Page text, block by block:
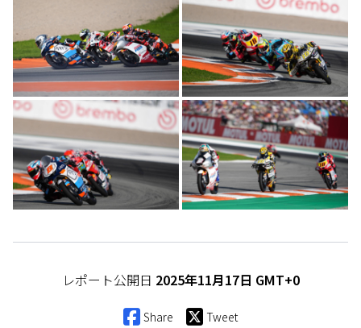
レポート公開日 2025年11月17日 GMT+0
Share Tweet